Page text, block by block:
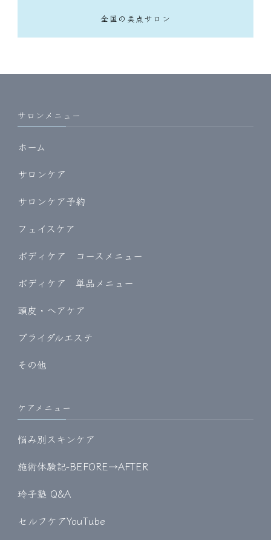
全国の美点サロン
サロンメニュー
ホーム
サロンケア
サロンケア予約
フェイスケア
ボディケア コースメニュー
ボディケア 単品メニュー
頭皮・ヘアケア
ブライダルエステ
その他
ケアメニュー
悩み別スキンケア
施術体験記-BEFORE→AFTER
玲子塾 Q&A
セルフケアYouTube